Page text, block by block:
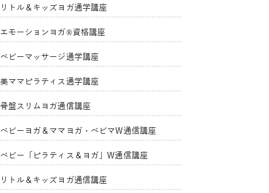
リトル＆キッズヨガ通学講座
エモーションヨガ®資格講座
ベビーマッサージ通学講座
美ママピラティス通学講座
骨盤スリムヨガ通信講座
ベビーヨガ＆ママヨガ・ベビマW通信講座
ベビー「ピラティス＆ヨガ」W通信講座
リトル＆キッズヨガ通信講座